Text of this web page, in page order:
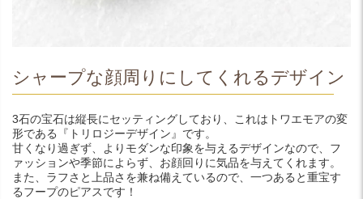
シャープな顔周りにしてくれるデザイン
3石の宝石は縦長にセッティングしており、これはトワエモアの変
形である『トリロジーデザイン』です。
甘くなり過ぎず、よりモダンな印象を与えるデザインなので、フ
ァッションや季節によらず、お顔回りに気品を与えてくれます。
また、ラフさと上品さを兼ね備えているので、一つあると重宝す
るフープのピアスです！